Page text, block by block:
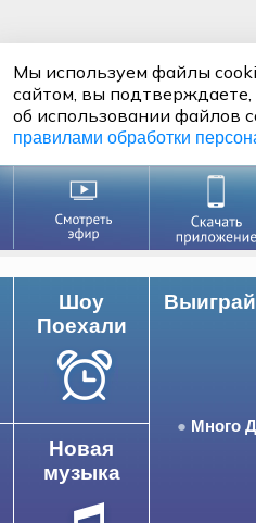
Много
Шоу
Поехали
Новая
музыка
Мы используем файлы
сайтом, вы
об использовании файлов
правилами обработки